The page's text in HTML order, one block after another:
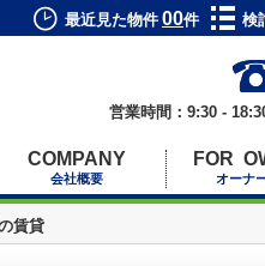
最近見た物件 00件 検
営業時間：9:30 -
COMPANY
会社概要
FOR
オーナ
賃貸